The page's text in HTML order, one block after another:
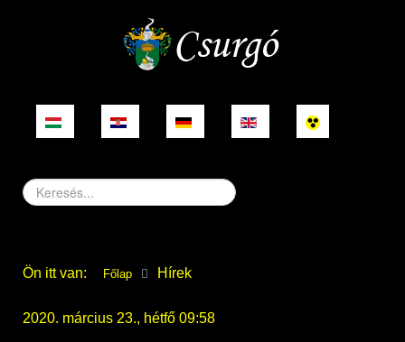
Keresés...
Ön itt van: Főlap Hírek
2020. március 23., hétfő 09:58